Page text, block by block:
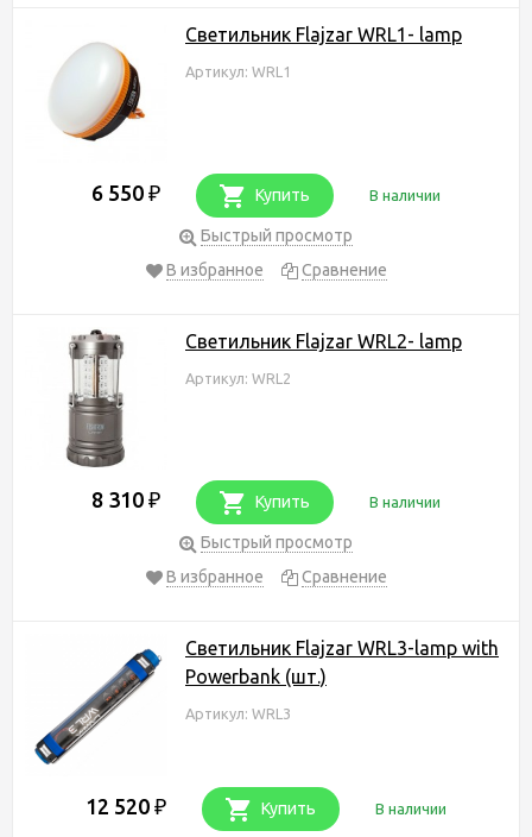
Светильник Flajzar WRL1- lamp
Артикул: WRL1
6 550 ₽ Купить В наличии
Быстрый просмотр
В избранное
Сравнение
Светильник Flajzar WRL2- lamp
Артикул: WRL2
8 310 ₽ Купить В наличии
Быстрый просмотр
В избранное
Сравнение
Светильник Flajzar WRL3-lamp with
Powerbank (шт.)
Артикул: WRL3
12 520 ₽ Купить В наличии